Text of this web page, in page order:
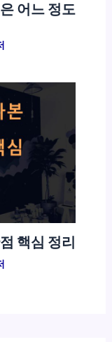
어느 정도
핵심 정리